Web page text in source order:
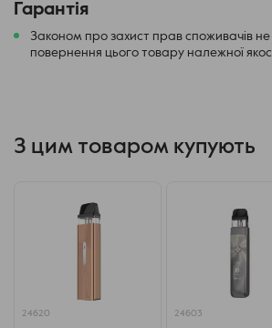
Гарантія
Законом про захист прав споживачів
повернення цього товару належної
З цим товаром купують
24620 24603